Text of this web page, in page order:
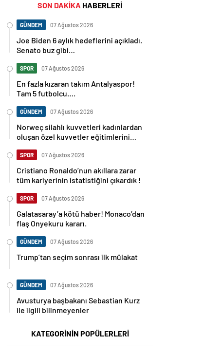
SON DAKİKA HABERLERİ
GÜNDEM 07 Ağustos 2026
Joe Biden 6 aylık hedeflerini açıkladı.
Senato buz gibi…
SPOR 07 Ağustos 2026
En fazla kızaran takım Antalyaspor!
Tam 5 futbolcu….
GÜNDEM 07 Ağustos 2026
Norweç silahlı kuvvetleri kadınlardan
oluşan özel kuvvetler eğitimlerini
SPOR 07 Ağustos 2026
Cristiano Ronaldo’nun akıllara zarar
tüm kariyerinin istatistiğini çıkardık !
SPOR 07 Ağustos 2026
Galatasaray’a kötü haber! Monaco’dan
flaş Onyekuru kararı.
GÜNDEM 07 Ağustos 2026
Trump’tan seçim sonrası ilk mülakat
GÜNDEM 07 Ağustos 2026
Avusturya başbakanı Sebastian Kurz
ile ilgili bilinmeyenler
KATEGORİNİN POPÜLERLERİ